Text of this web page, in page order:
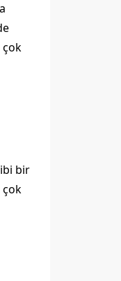
çok
bir
çok